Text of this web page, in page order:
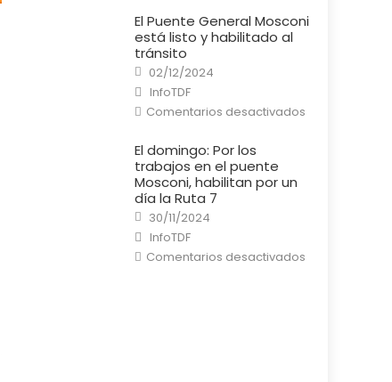
Un
cortocircuito
El Puente General Mosconi
está listo y habilitado al
tránsito
Posted
on
02/12/2024
Author
InfoTDF
Comentarios desactivadosen
El
El domingo: Por los
trabajos en el puente
Mosconi, habilitan por un
día la Ruta 7
Posted
on
30/11/2024
Author
InfoTDF
Comentarios desactivadosen
El